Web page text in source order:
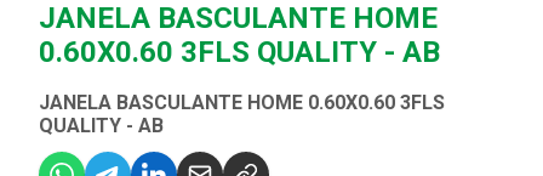
JANELA BASCULANTE HOME
0.60X0.60 3FLS QUALITY - AB
JANELA BASCULANTE HOME 0.60X0.60 3FLS
QUALITY - AB